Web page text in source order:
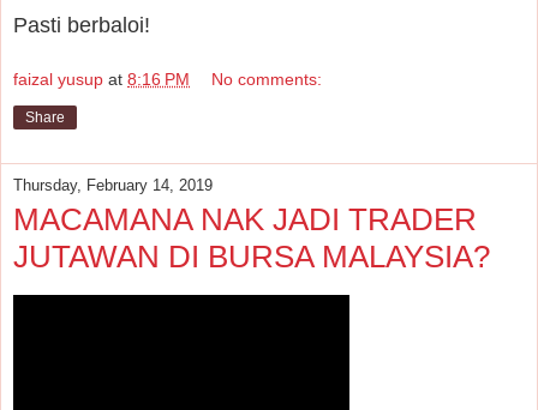
Pasti berbaloi!
faizal yusup at 8:16 PM No comments:
Share
Thursday, February 14, 2019
MACAMANA NAK JADI TRADER
JUTAWAN DI BURSA MALAYSIA?